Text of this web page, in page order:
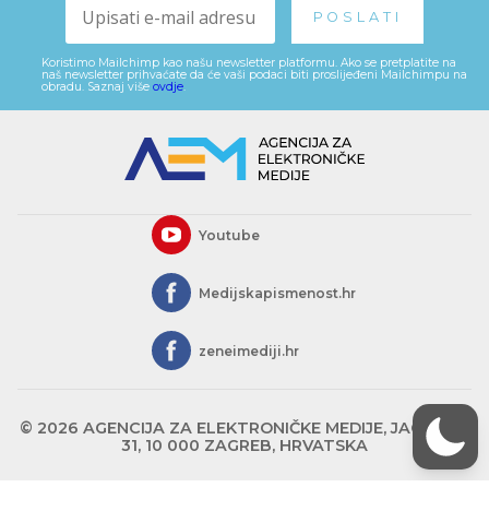
Koristimo Mailchimp kao našu newsletter platformu. Ako se pretplatite na
naš newsletter prihvaćate da će vaši podaci biti proslijeđeni Mailchimpu na
obradu. Saznaj više ovdje.
Youtube
Medijskapismenost.hr
zeneimediji.hr
© 2026 AGENCIJA ZA ELEKTRONIČKE MEDIJE, JAGIĆEVA
31, 10 000 ZAGREB, HRVATSKA